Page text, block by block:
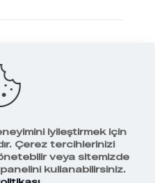
Facebook
Politikamız
iyileştirmek için
Çerez tercihlerinizi
veya sitemizde
kullanabilirsiniz.